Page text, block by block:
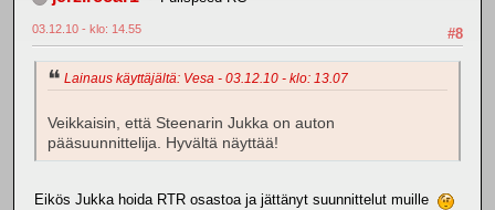
#8
03.12.10 - klo: 14.55
Lainaus käyttäjältä: Vesa - 03.12.10 - klo: 13.07
Veikkaisin, että Steenarin Jukka on auton
pääsuunnittelija. Hyvältä näyttää!
Eikös Jukka hoida RTR osastoa ja jättänyt suunnittelut muille